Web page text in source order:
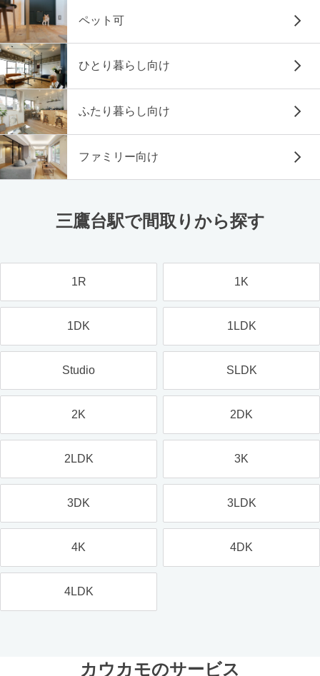
ペット可
ひとり暮らし向け
ふたり暮らし向け
ファミリー向け
三鷹台駅で間取りから探す
1R 1K
1DK 1LDK
Studio SLDK
2K 2DK
2LDK 3K
3DK 3LDK
4K 4DK
4LDK
カウカモのサービス